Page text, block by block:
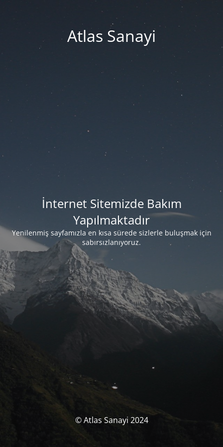
Atlas Sanayi
İnternet Sitemizde Bakım
Yapılmaktadır
Yenilenmiş sayfamızla en kısa sürede sizlerle buluşmak için
sabırsızlanıyoruz.
© Atlas Sanayi 2024